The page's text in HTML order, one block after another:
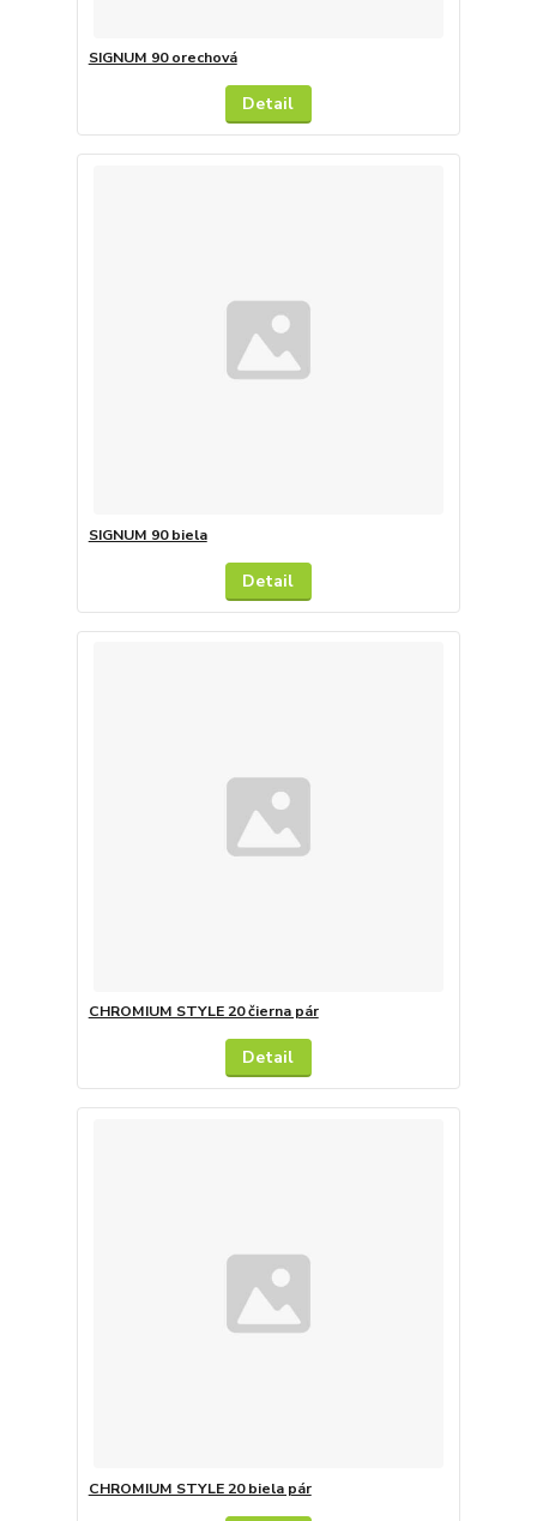
SIGNUM 90 orechová
Detail
SIGNUM 90 biela
Detail
CHROMIUM STYLE 20 čierna pár
Detail
CHROMIUM STYLE 20 biela pár